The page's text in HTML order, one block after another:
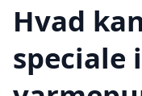
Hvad